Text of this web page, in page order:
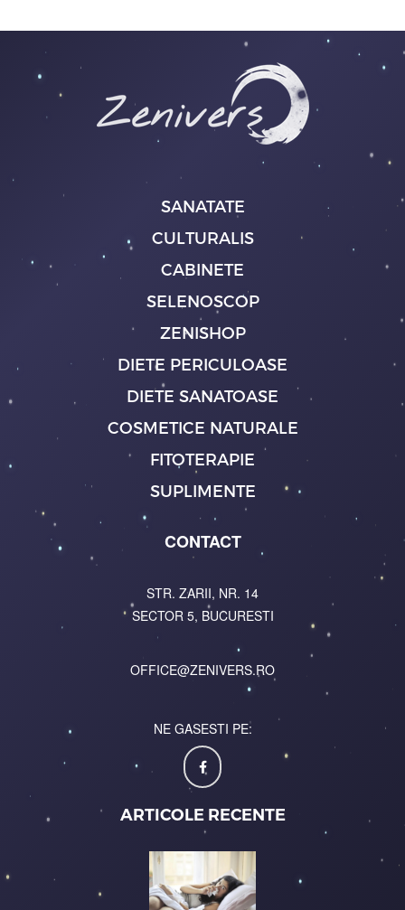
SANATATE
CULTURALIS
CABINETE
SELENOSCOP
ZENISHOP
DIETE PERICULOASE
DIETE SANATOASE
COSMETICE NATURALE
FITOTERAPIE
SUPLIMENTE
CONTACT
STR. ZARII, NR. 14
SECTOR 5, BUCURESTI
OFFICE@ZENIVERS.RO
NE GASESTI PE:
ARTICOLE RECENTE